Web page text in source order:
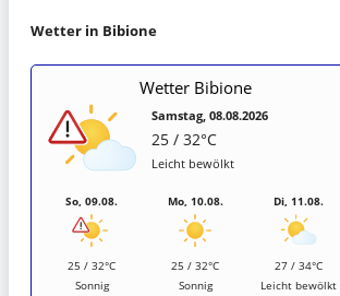
Wetter in Bibione
Wetter Bibione
Samstag, 08.08.2026
25 / 32°C
Leicht bewölkt
So, 09.08.
25 / 32°C
Sonnig
Mo, 10.08.
25 / 32°C
Sonnig
Di, 11.08.
27 / 34°C
Leicht bewölkt